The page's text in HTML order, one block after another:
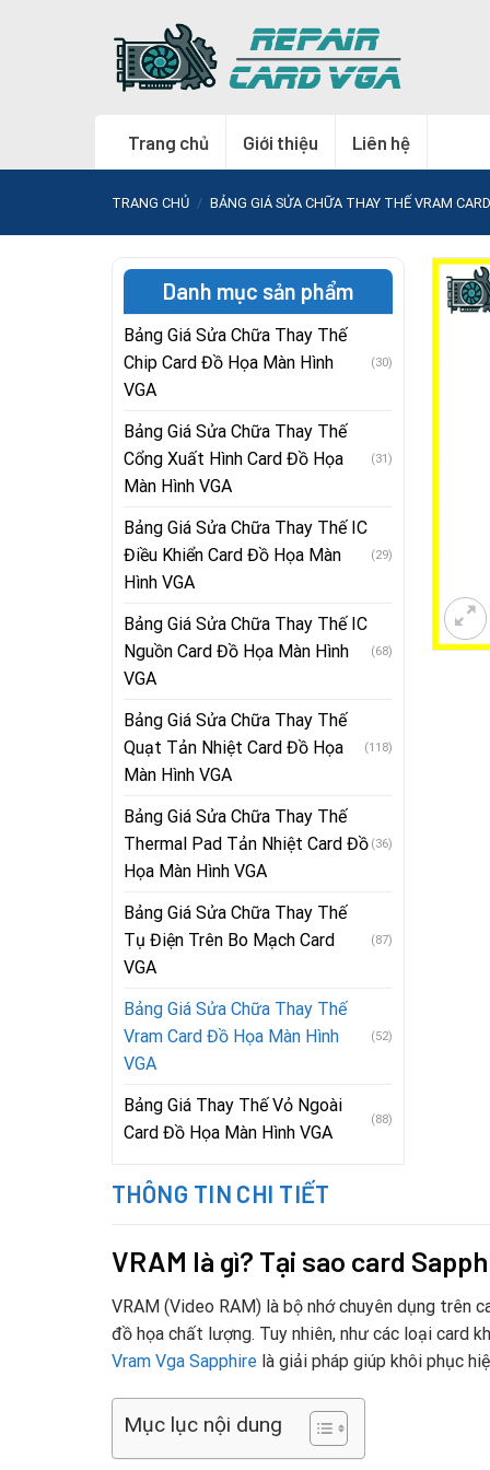
Trang chủ Giới thiệu Liên hệ
TRANG CHỦ / BẢNG GIÁ SỬA CHỮA THAY THẾ VRAM
Danh mục sản phẩm
Bảng Giá Sửa Chữa Thay Thế
Chip Card Đồ Họa Màn Hình
VGA
(30)
Bảng Giá Sửa Chữa Thay Thế
Cổng Xuất Hình Card Đồ Họa
Màn Hình VGA
(31)
Bảng Giá Sửa Chữa Thay Thế IC
Điều Khiển Card Đồ Họa Màn
Hình VGA
(29)
Bảng Giá Sửa Chữa Thay Thế IC
Nguồn Card Đồ Họa Màn Hình
VGA
(68)
Bảng Giá Sửa Chữa Thay Thế
Quạt Tản Nhiệt Card Đồ Họa
Màn Hình VGA
(118)
Bảng Giá Sửa Chữa Thay Thế
Thermal Pad Tản Nhiệt Card Đồ
Họa Màn Hình VGA
(36)
Bảng Giá Sửa Chữa Thay Thế
Tụ Điện Trên Bo Mạch Card
VGA
(87)
Bảng Giá Sửa Chữa Thay Thế
Vram Card Đồ Họa Màn Hình
VGA
(52)
Bảng Giá Thay Thế Vỏ Ngoài
Card Đồ Họa Màn Hình VGA
(88)
THÔNG TIN CHI TIẾT
VRAM là gì? Tại sao card
VRAM (Video RAM) là bộ nhớ chuyên dụng trên
đồ họa chất lượng. Tuy nhiên, như các loại card
Vram Vga Sapphire là giải pháp giúp khôi phục
Mục lục nội dung